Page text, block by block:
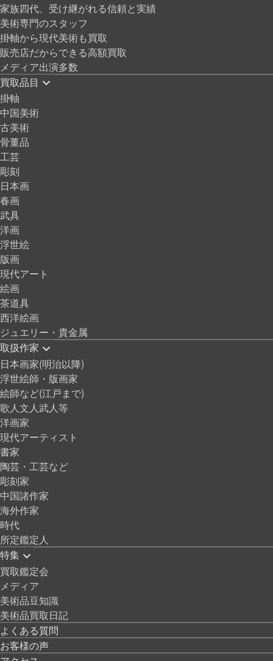
家族四代、受け継がれる信頼と実績
美術専門のスタッフ
掛軸から現代美術も買取
販売店だからできる高額買取
メディア出演多数
買取品目
掛軸
中国美術
古美術
骨董品
工芸
彫刻
日本画
春画
武具
洋画
浮世絵
版画
現代アート
絵画
茶道具
西洋絵画
ジュエリー・貴金属
取扱作家
日本画家(明治以降)
浮世絵師・版画家
絵師など(江戸まで)
歌人文人武人等
洋画家
現代アーティスト
書家
陶芸・工芸など
彫刻家
中国諸作家
海外作家
時代
所定鑑定人
特集
買取鑑定会
メディア
美術品豆知識
美術品買取日記
よくある質問
お客様の声